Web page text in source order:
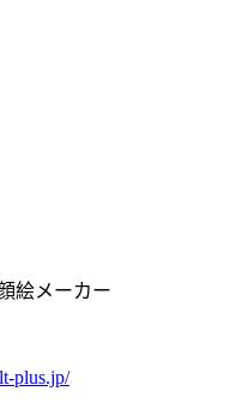
絵メーカー
plus.jp/